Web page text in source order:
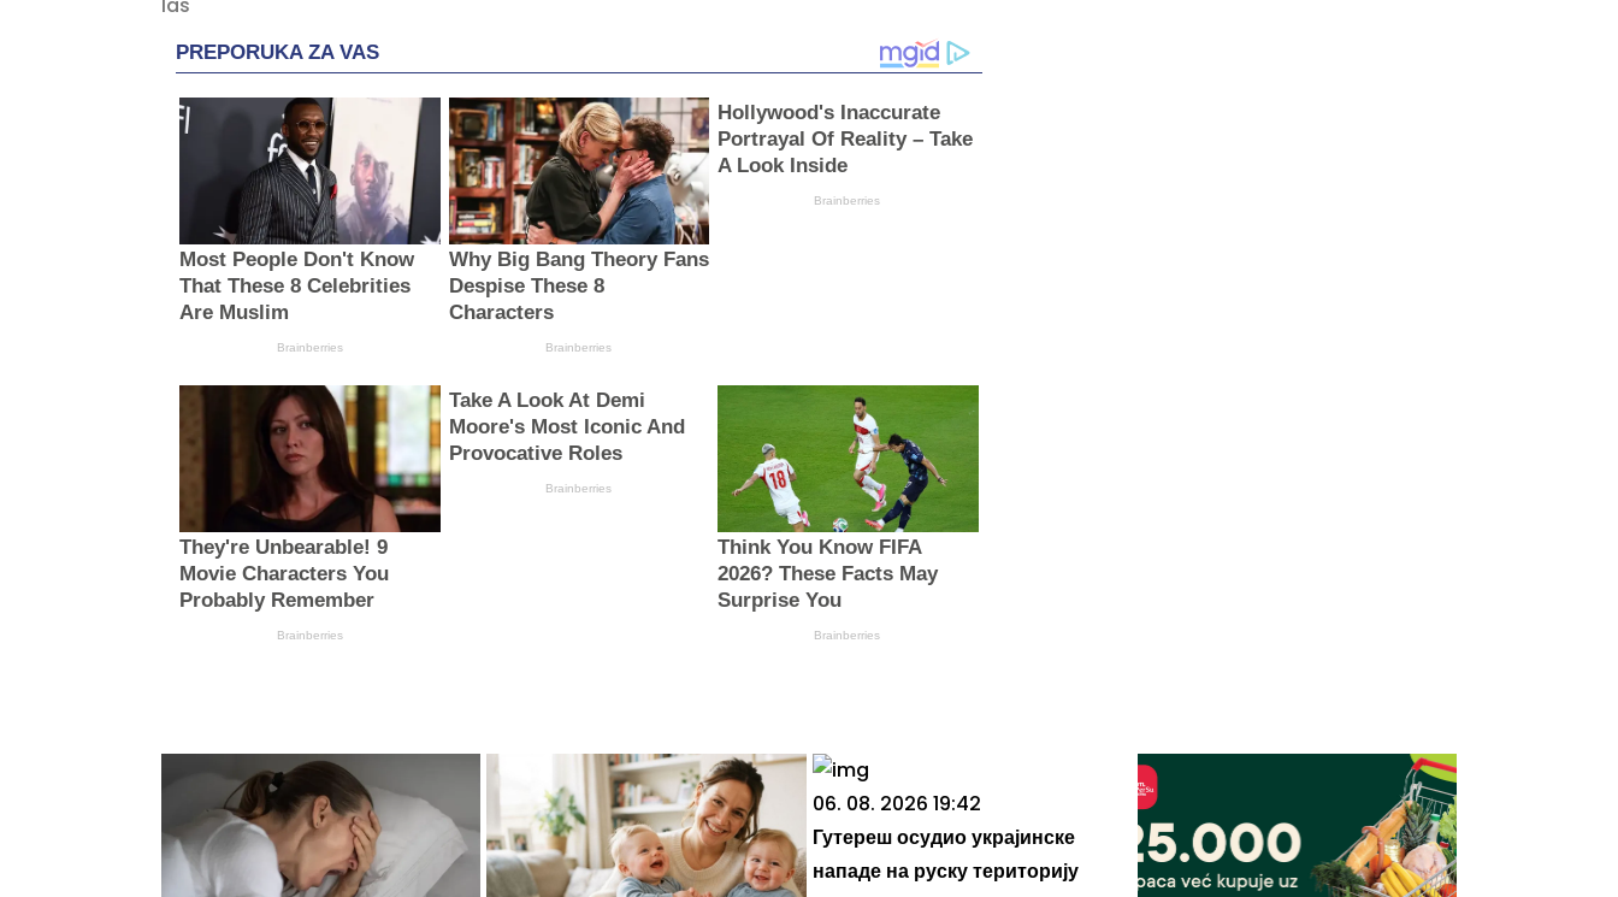
PREPORUKA ZA VAS
Most People Don't Know
That These 8 Celebrities
Are Muslim
Brainberries
Why Big Bang Theory Fans
Despise These 8
Characters
Brainberries
Hollywood's Inaccurate
Portrayal Of Reality – Take
A Look Inside
Brainberries
They're Unbearable! 9
Movie Characters You
Probably Remember
Brainberries
Take A Look At Demi
Moore's Most Iconic And
Provocative Roles
Brainberries
Think You Know FIFA
2026? These Facts May
Surprise You
Brainberries
06. 08. 2026 19:42
Гутереш осудио украјинске
нападе на руску територију